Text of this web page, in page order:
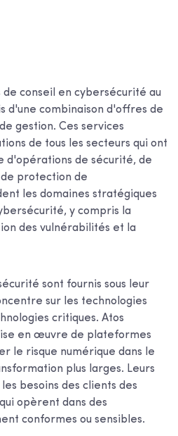
conseil en cybersécurité au
d'une combinaison d'offres de
gestion. Ces services
de tous les secteurs qui ont
d'opérations de sécurité, de
protection de
les domaines stratégiques
y compris la
des vulnérabilités et la
sont fournis sous leur
sur les technologies
critiques. Atos
en œuvre de plateformes
le risque numérique dans le
plus larges. Leurs
besoins des clients des
opèrent dans des
conformes ou sensibles.